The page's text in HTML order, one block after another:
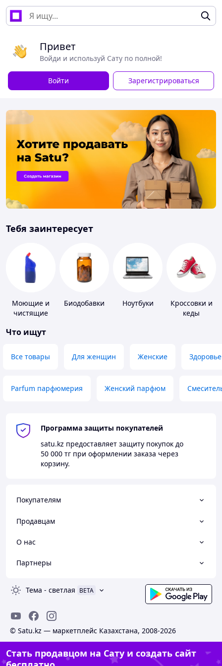
Привет
Войди и используй Сату по полной!
Войти Зарегистрироваться
Тебя заинтересует
Моющие и
чистящие
Биодобавки Ноутбуки
Кроссовки и
кеды
Что ищут
Все товары Для женщин Женские Здоровье
Parfum парфюмерия Женский парфюм
Программа защиты покупателей
satu.kz предоставляет защиту покупок до
50 000 тг при оформлении заказа через
корзину.
Покупателям
Продавцам
О нас
Партнеры
Тема - светлая BETA
© Satu.kz — маркетплейс Казахстана, 2008-2026
Стать продавцом на Сату и создать сайт